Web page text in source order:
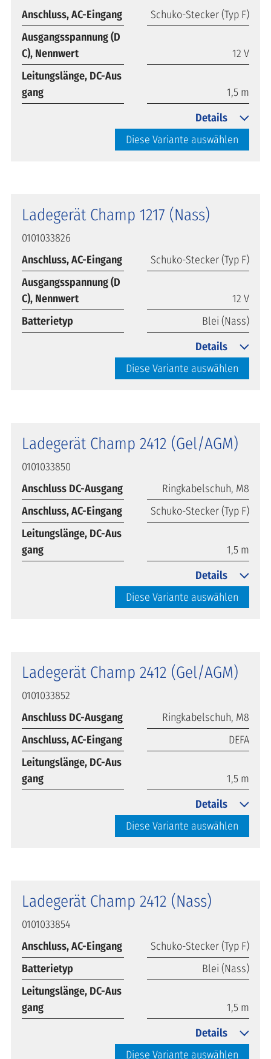
Anschluss, AC-Eingang
Schuko-Stecker (Typ F)
Ausgangsspannung (D
C), Nennwert
12 V
Leitungslänge, DC-Aus
gang
1,5 m
Diese Variante auswählen
Details
Ladegerät Champ 1217 (Nass)
0101033826
Anschluss, AC-Eingang
Schuko-Stecker (Typ F)
Ausgangsspannung (D
C), Nennwert
12 V
Batterietyp
Blei (Nass)
Diese Variante auswählen
Details
Ladegerät Champ 2412 (Gel/AGM)
0101033850
Anschluss DC-Ausgang
Ringkabelschuh, M8
Anschluss, AC-Eingang
Schuko-Stecker (Typ F)
Leitungslänge, DC-Aus
gang
1,5 m
Diese Variante auswählen
Details
Ladegerät Champ 2412 (Gel/AGM)
0101033852
Anschluss DC-Ausgang
Ringkabelschuh, M8
Anschluss, AC-Eingang
DEFA
Leitungslänge, DC-Aus
gang
1,5 m
Diese Variante auswählen
Details
Ladegerät Champ 2412 (Nass)
0101033854
Anschluss, AC-Eingang
Schuko-Stecker (Typ F)
Batterietyp
Blei (Nass)
Leitungslänge, DC-Aus
gang
1,5 m
Diese Variante auswählen
Details